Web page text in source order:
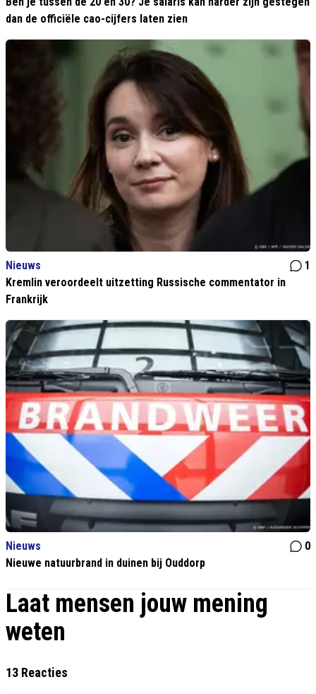
dan de officiële cao-cijfers laten zien
Nieuws
1
Kremlin veroordeelt uitzetting Russische commentator in
Frankrijk
Nieuws
0
Nieuwe natuurbrand in duinen bij Ouddorp
Laat mensen jouw mening
weten
13 Reacties